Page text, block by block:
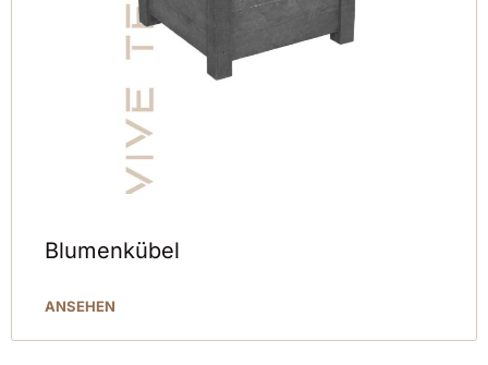
Blumenkübel
ANSEHEN